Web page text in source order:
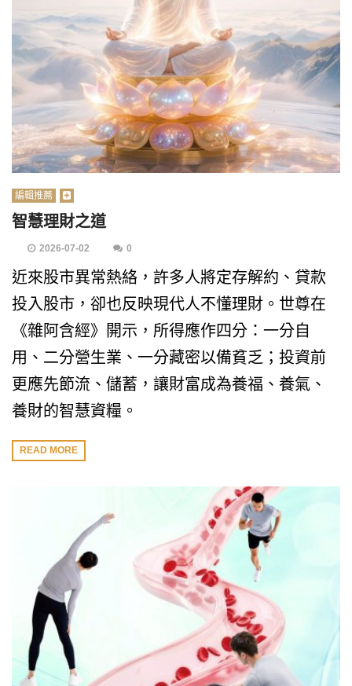
編輯推薦
智慧理財之道
2026-07-02 0
近來股市異常熱絡，許多人將定存解約、貸款
投入股市，卻也反映現代人不懂理財。世尊在
《雜阿含經》開示，所得應作四分：一分自
用、二分營生業、一分藏密以備貧乏；投資前
更應先節流、儲蓄，讓財富成為養福、養氣、
養財的智慧資糧。
READ MORE